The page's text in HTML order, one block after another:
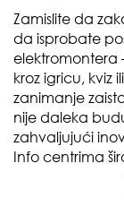
Zamislite da
da isprobate
elektromontera
kroz igricu, kviz
zanimanje
nije daleka
zahvaljujući
Info centrima